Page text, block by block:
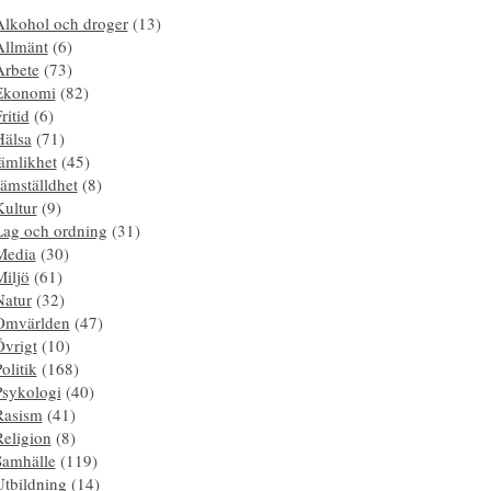
och droger(13)
(6)
(73)
(82)
(6)
(71)
(45)
(8)
(9)
och ordning (31)
(30)
(61)
(32)
(47)
(10)
(168)
(40)
(41)
(8)
(119)
(14)